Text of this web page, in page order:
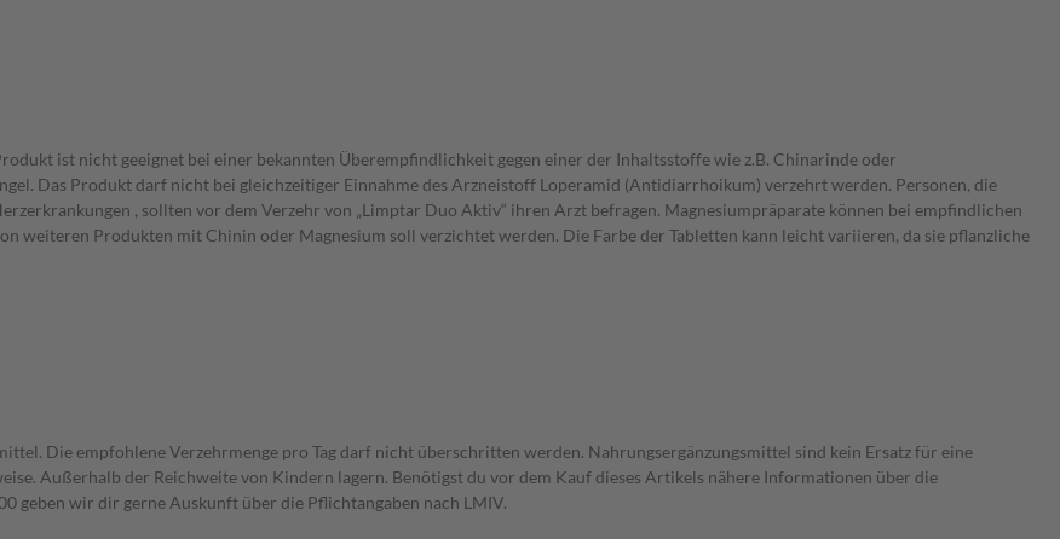
ist nicht geeignet bei einer bekannten Überempfindlichkeit gegen einer der Inhaltsstoffe wie z.B. Chinarinde oder
Das Produkt darf nicht bei gleichzeitiger Einnahme des Arzneistoff Loperamid (Antidiarrhoikum) verzehrt werden. Personen, die
, sollten vor dem Verzehr von „Limptar Duo Aktiv“ ihren Arzt befragen. Magnesiumpräparate können bei empfindlichen
weiteren Produkten mit Chinin oder Magnesium soll verzichtet werden. Die Farbe der Tabletten kann leicht variieren, da sie pflanzliche
Die empfohlene Verzehrmenge pro Tag darf nicht überschritten werden. Nahrungsergänzungsmittel sind kein Ersatz für eine
Außerhalb der Reichweite von Kindern lagern. Benötigst du vor dem Kauf dieses Artikels nähere Informationen über die
geben wir dir gerne Auskunft über die Pflichtangaben nach LMIV.